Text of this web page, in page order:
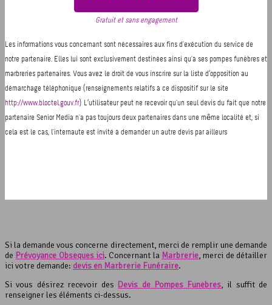
Si la demande vous concerne directement, merci de remplir une demande
de Prévoyance Obsèques ici. Concernant la Marbrerie, merci de détailler
ici votre demande: devis en Marbrerie Funéraire.
Si vous désirez recevoir des Devis de Pompes Funèbres, il suffit de
renseigner les éléments ci-dessus.